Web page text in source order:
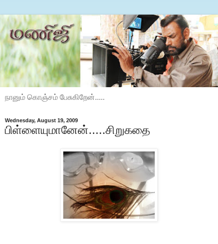
நானும் கொஞ்சம் பேசுகிறேன்.....
Wednesday, August 19, 2009
பிள்ளையுமானேன்.....சிறுகதை